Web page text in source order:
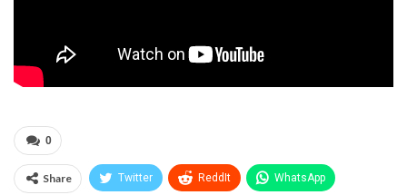
0
Share Twitter ReddIt WhatsApp